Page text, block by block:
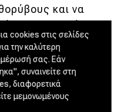
και να
με τον καλύτερο
Εργονομικά όλα
θα ήθελες ή
μια μόνο αστοχία:
βρίσκεται στη
του τιμονιού,
cookies στις σελίδες
την καλύτερη
σας. Εάν
συναινείτε στη
διαφορετικά
μεμονωμένους